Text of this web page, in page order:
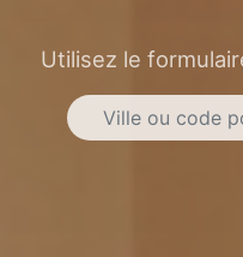
Utilisez le